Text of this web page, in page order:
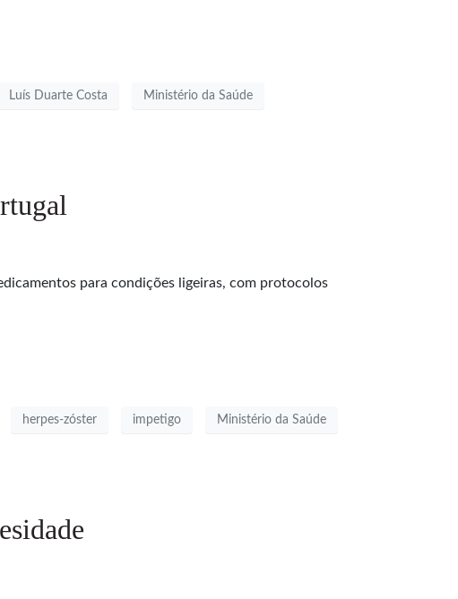
Luís Duarte Costa Ministério da Saúde
para condições ligeiras, com protocolos
herpes-zóster impetigo Ministério da Saúde